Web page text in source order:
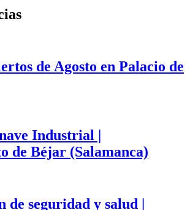
de Agosto en Palacio de
Industrial |
de Béjar (Salamanca)
de seguridad y salud |